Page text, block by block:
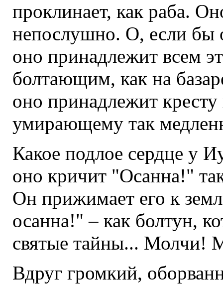
проклинает, как раба.
непослушно. О, если бы
оно принадлежит всем
болтающим, как на
оно принадлежит
умирающему так
Какое подлое сердце у
оно кричит "Осанна!"
Он прижимает его к
осанна!" – как болтун,
святые тайны... Молчи!
Вдруг громкий,